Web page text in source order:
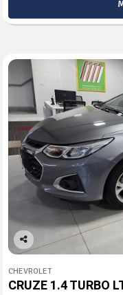
Co
arti
lhe
CHEVROLET
CRUZE 1.4 TURBO